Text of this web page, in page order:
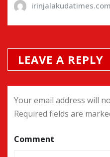
irinjalakudatimes.com
LEAVE A REPLY
Your email address will
Required fields are
Comment